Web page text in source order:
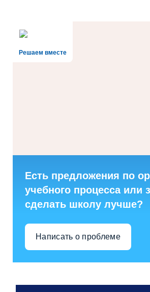
Решаем вместе
Есть предложения по
учебного процесса или
сделать школу лучше?
Написать о проблеме